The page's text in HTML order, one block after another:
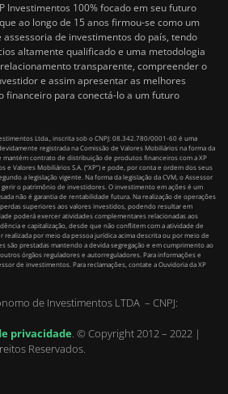
Investimentos 100% focado em seu futuro
ao longo de 15 anos firmou-se como um
de investimentos do país, tendo
altamente qualificado e uma metodologia
transparente, compreender o
e assim apresentar as melhores
financeiro para conectá-lo a um futuro
Ltda., inscrita sob o CNPJ: 08.342.780/0001-60 é uma
registrada na Comissão de Valores Mobiliários na forma da
mantém contrato de distribuição de produtos financeiros com a XP
e Valores Mobiliários S.A. (“XP”) e pode, por conta e ordem dos seus
a legislação vigente. Na forma da legislação da CVM, o Assessor
o patrimônio de investidores. O investimento em ações é um
não é garantia de rentabilidade futura. Na realização de operações
superiores aos valores investidos, podendo resultar em
poderá exercer atividades complementares relacionadas aos
e capitalização, desde que não conflitem com a atividade de
por meio da pessoa jurídica acima descrita ou por meio de
são prestadas mantendo a devida segregação e em cumprimento ao
órgãos reguladores e autorreguladores. Para informações e
de investimentos. Para reclamações, contate a Ouvidoria da XP
de Investimentos LTDA – CNPJ:
privacidade. © Copyright 2012 – 2022 |
Reservados.